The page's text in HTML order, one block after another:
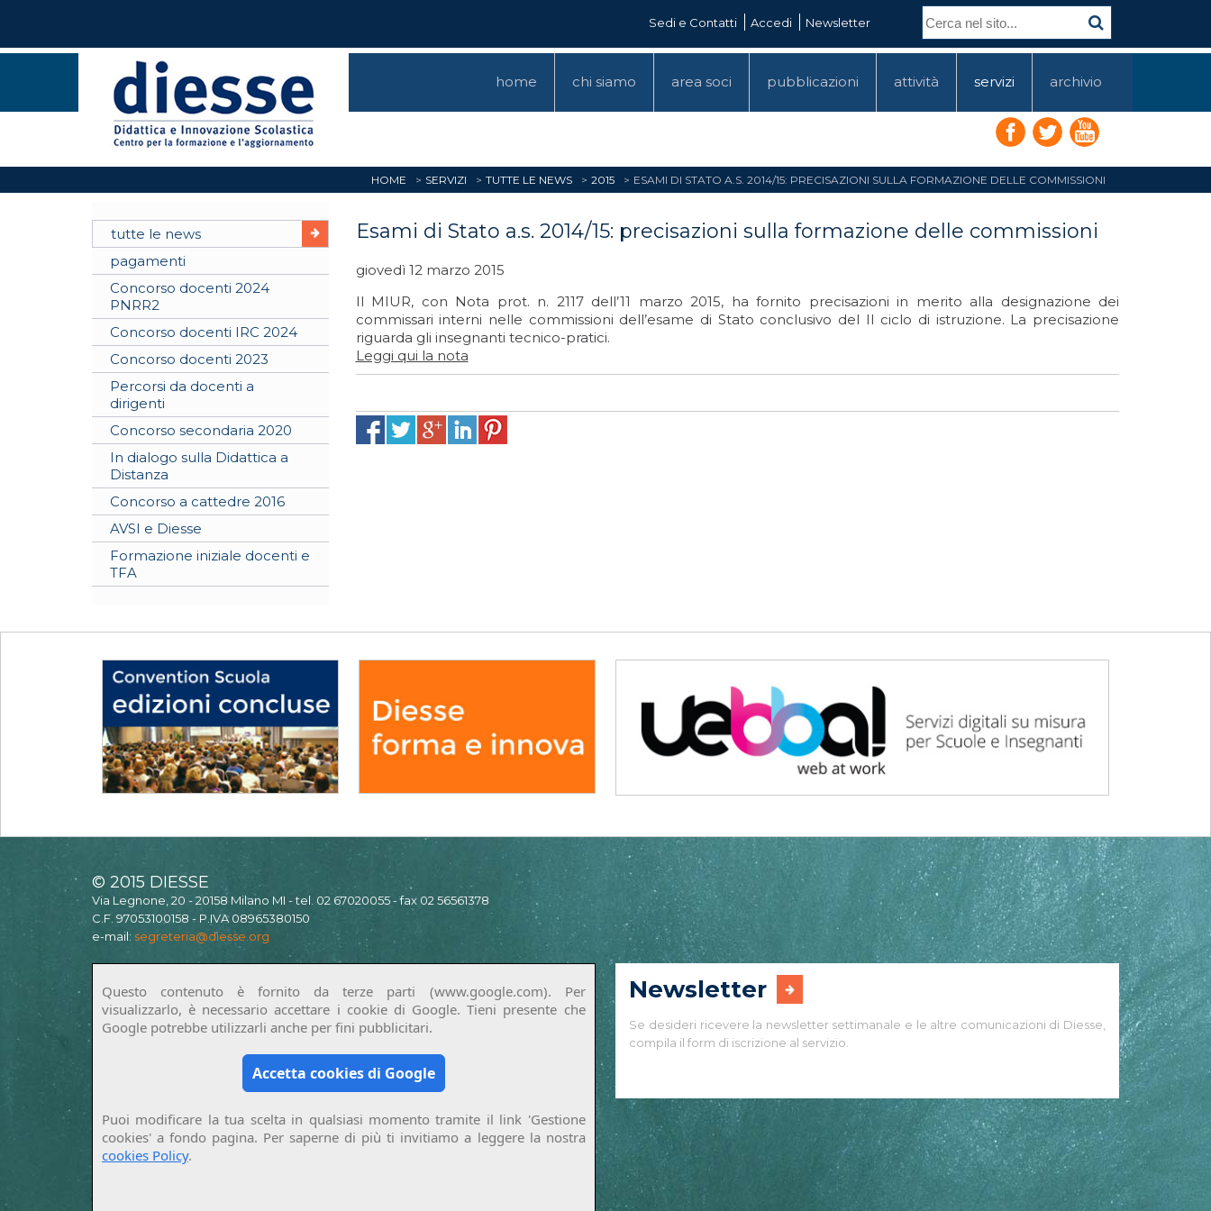
Sedi e Contatti Accedi Newsletter
home chi siamo area soci pubblicazioni attività servizi archivio
HOME SERVIZI TUTTE LE NEWS 2015 ESAMI DI STATO A.S. 2014/15: PRECISAZIONI SULLA FORMAZIONE DELLE COMMISSIONI
tutte le news
pagamenti
Concorso docenti 2024
PNRR2
Concorso docenti IRC 2024
Concorso docenti 2023
Percorsi da docenti a
dirigenti
Concorso secondaria 2020
In dialogo sulla Didattica a
Distanza
Concorso a cattedre 2016
AVSI e Diesse
Formazione iniziale docenti e
TFA
Esami di Stato a.s. 2014/15: precisazioni sulla formazione delle commissioni
giovedì 12 marzo 2015
Il MIUR, con Nota prot. n. 2117 dell’11 marzo 2015, ha fornito precisazioni in merito alla designazione dei
commissari interni nelle commissioni dell’esame di Stato conclusivo del II ciclo di istruzione. La precisazione
riguarda gli insegnanti tecnico-pratici.
Leggi qui la nota
© 2015 DIESSE
Via Legnone, 20 - 20158 Milano MI - tel. 02 67020055 - fax 02 56561378
C.F. 97053100158 - P.IVA 08965380150
e-mail: segreteria@diesse.org
Questo contenuto è fornito da terze parti (www.google.com). Per
visualizzarlo, è necessario accettare i cookie di Google. Tieni presente che
Google potrebbe utilizzarli anche per fini pubblicitari.
Accetta cookies di Google
Puoi modificare la tua scelta in qualsiasi momento tramite il link 'Gestione
cookies' a fondo pagina. Per saperne di più ti invitiamo a leggere la nostra
cookies Policy.
Newsletter
Se desideri ricevere la newsletter settimanale e le altre comunicazioni di Diesse,
compila il form di iscrizione al servizio.